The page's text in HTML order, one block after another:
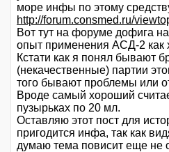
море инфы по этому
http://forum.consmed.ru/
Вот тут на форуме дофига
опыт применения АСД-2 как
Кстати как я понял бывают
(некачественные) партии
того бывают проблемы или
Вроде самый хороший
пузырьках по 20 мл.
Оставляю этот пост для
пригодится инфа, так как
думаю тема повисит еще не